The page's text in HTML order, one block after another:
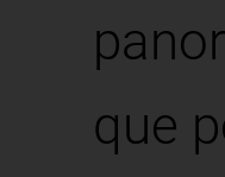
que